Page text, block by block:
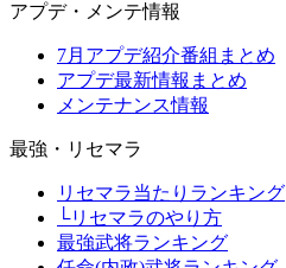
アプデ・メンテ情報
7月アプデ紹介番組まとめ
アプデ最新情報まとめ
メンテナンス情報
最強・リセマラ
リセマラ当たりランキング
└リセマラのやり方
最強武将ランキング